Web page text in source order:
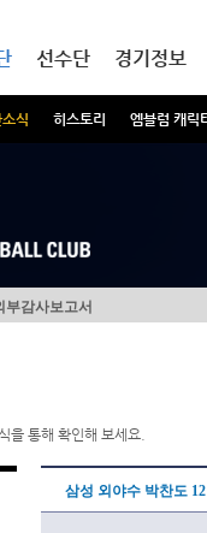
식 히스토리 엠블럼 캐릭
선수단 경기정보
부감사보고서
을 통해 확인해 보세요.
삼성 외야수 박찬도